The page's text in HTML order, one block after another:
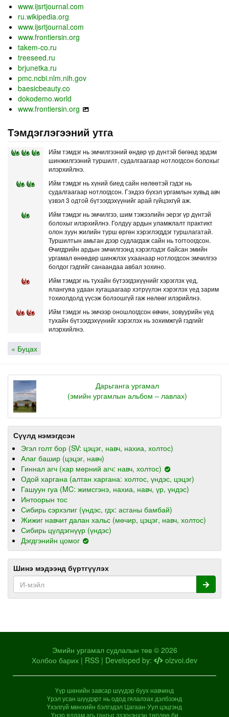
www.ijsrtjournal.com
ru.wikipedia.org
www.ijsrtjournal.com
www.frontiersin.org
takem-co.ru
treeseed.ru
brjunetka.ru
pmc.ncbi.nlm.nih.gov
baesicbeauty.co
dokodemo.world
www.frontiersin.org
Тэмдэглэгээний утга
Ийм тэмдэг нь эмчилгээний өндөр үр дүнтэй бөгөөд эрдэм
шинжилгээний туршилт, судалгаагаар нотлогдсон болохыг
илэрхийлнэ.
Ийм тэмдэг нь хүний биед сайн нөлөөтэй гэдэг нь
судалгаагаар нотлогдсон. Гэхдээ бүхэл ургамлын хувьд авч
үзвэл 3 одтой бүтээгдэхүүнийг арай гүйцэхгүй аж.
Ийм тэмдэг нь эмчилгээ, шим тэжээлийн эерэг үр дүнтэй
болохыг илэрхийлнэ. Голдуу ардын уламжлалт практикт
олон зуун жилийн турш өргөн хэрэглэгддэг туршлагатай.
Туршилтын амьтан дээр судлагдаж сайн нь тогтоогдсон.
Өчигдрийн ардын эмчилгээнд хэрэглэдэг байсан эмийн
ургамал өнөөдөр шинжлэх ухаанаар нотлогдсон эмчилгээ
болдог гэдгийг санаандаа авбал зохино.
Ийм тэмдэг нь тухайн бүтээгдэхүүнийг хэрэглэх үед,
ялангуяа удаан хугацаагаар хэтрүүлэн хэрэглэх үед зарим
тохиолдолд үүсэж болзошгүй гаж нөлөөг илэрийлнэ.
Ийм тэмдэг нь эмчээр оношлогдсон өвчин, зовуурийн үед
тухайн бүтээгдэхүүнийг хэрэглэх нь зохимжгүй гэдгийг
илэрхийлнэ.
« Буцах
Дарьганга ургамал
(эмийн ургамлын альбом – лавлах)
Сүүлд нэмэгдсэн
Эгэл голт бор (SV: цэцэг, навч, нахиа, холтос)
Алаг башир (цэцэг, навч)
Гиннал агч (хар мөрний агч: навч, холтос)
Одой харгана (алтан харгана: холтос, үндэс, цэцэг)
Гашуун гуа (MC: жимсгэнэ, нахиа, навч, үр, үндэс)
Интоорын тос
Сибирь сэрхэлиг (үндэс, гдх: асганы бамбай)
Жижиг навчит далан хальс (мөчир, цэцэг, навч, холтос)
Сибирь цүлдэгнүүр (үндэс)
Дэгдгэнийн цомог
Шинэ мэдээнд бүртгүүлэх
Эмийн ургамал судлалын төв © 2026
Холбоо барих | RSS | Developed by: olzvoi.dev
Үүр шөнийн завсар шүүдэр буух навчинд
Үрэл усан шүүдэрт нь одод гялалзах дэлбээнд
Үхэлгүй мөнхийн бэлгэдэл Цагаан-Уул цэцгэнд
Үнэр ялдам агь гангыг эзэгнэнхэн төрлөө би